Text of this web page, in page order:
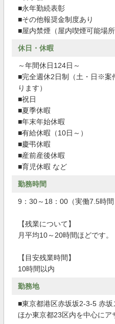
■永年勤続表彰
■その他報奨金制度あり
■屋内禁煙（屋内喫煙可能場所
休日・休暇
～年間休日124日～
■完全週休2日制（土・日※案
ります）
■祝日
■夏季休暇
■年末年始休暇
■有給休暇（10日～）
■慶弔休暇
■産前産後休暇
■育児休暇 など
勤務時間
9：30～18：00（実働7.5時間
【残業について】
月平均10～20時間ほどです。
【目安残業時間】
10時間以内
勤務地
■東京都港区赤坂坂2-3-5 赤
ほか東京都23区内を中心にア